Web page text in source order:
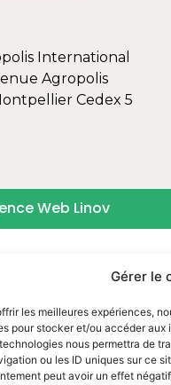
Gérer le
les meilleures expériences,
pour stocker et/ou accéder aux
nous permettra de
ou les ID uniques sur ce
peut avoir un effet
International
Agropolis
Cedex 5
Web Linov